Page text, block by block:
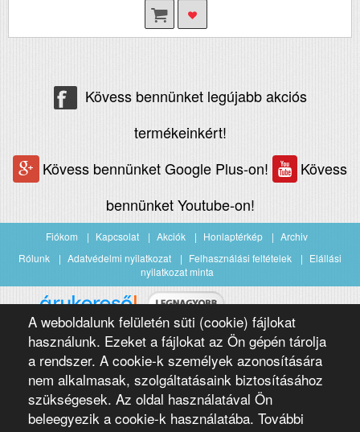
A weboldalunk felületén süti (cookie) fájlokat
használunk. Ezeket a fájlokat az Ön gépén tárolja
a rendszer. A cookie-k személyek azonosítására
nem alkalmasak, szolgáltatásaink biztosításához
szükségesek. Az oldal használatával Ön
beleegyezik a cookie-k használatába. További
Kövess bennünket legújabb akciós
termékeinkért!
Kövess bennünket Google Plus-on!
Kövess
bennünket Youtube-on!
Fiókom Kapcsolat Akciók Honlaptérkép
Archiv
Rólunk
Adatvédelmi nyilatkozat Felhasználási feltételek
Elállási
nyilatkozat minta